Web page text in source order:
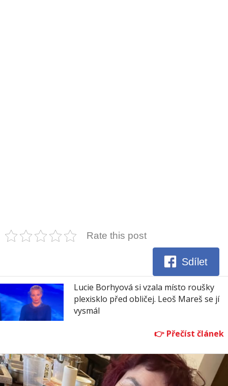
Rate this post
Sdílet
Lucie Borhyová si vzala místo roušky
plexisklo před obličej. Leoš Mareš se jí
vysmál